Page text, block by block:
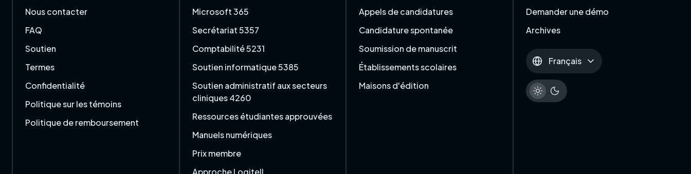
Nous contacter
FAQ
Soutien
Termes
Confidentialité
Politique sur les témoins
Politique de remboursement
Microsoft 365
Secrétariat 5357
Comptabilité 5231
Soutien informatique 5385
Soutien administratif aux secteurs
cliniques 4260
Ressources étudiantes approuvées
Manuels numériques
Prix membre
Approche Logitell
Appels de candidatures
Candidature spontanée
Soumission de manuscrit
Établissements scolaires
Maisons d'édition
Demander une démo
Archives
Français